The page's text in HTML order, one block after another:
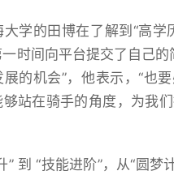
学的田博在了解到“高学
时间向平台提交了自己的
的机会”，他表示，“也
够站在骑手的角度，为我
” 到 “技能进阶”，从“圆梦